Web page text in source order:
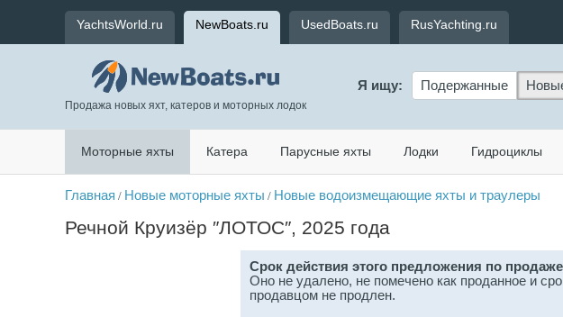
YachtsWorld.ru NewBoats.ru UsedBoats.ru RusYachting.ru
Продажа новых яхт, катеров и моторных лодок
Я ищу: Подержанные
Моторные яхты Катера Парусные яхты Лодки Гидроциклы
Главная / Новые моторные яхты / Новые водоизмещающие яхты и траулеры
Речной Круизёр ″ЛОТОС″, 2025 года
Срок действия этого предложения по продаже
Оно не удалено, не помечено как проданное и
продавцом не продлен.